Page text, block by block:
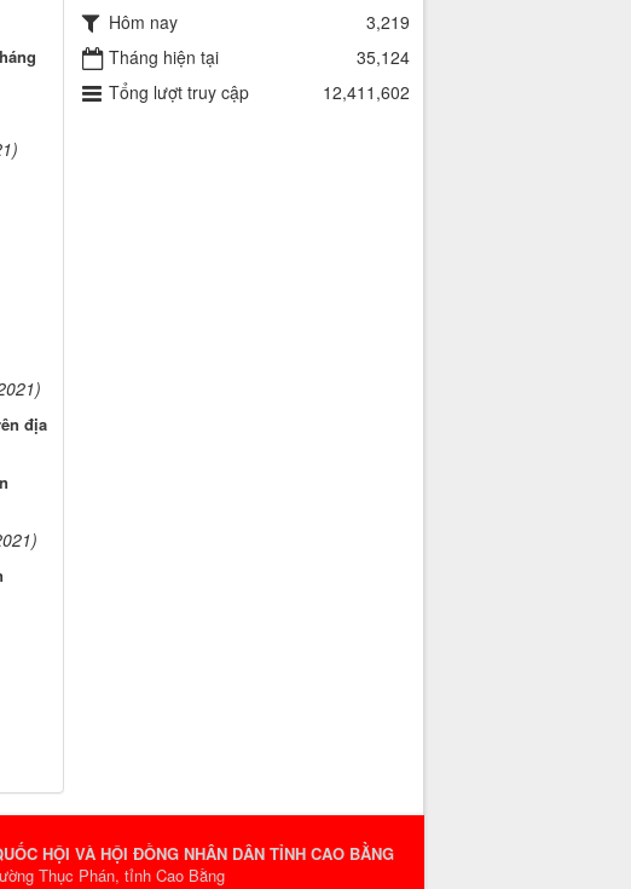
địa
Hôm nay
3,219
Tháng hiện tại
35,124
Tổng lượt truy cập
12,411,602
HỘI VÀ HỘI ĐỒNG NHÂN DÂN TỈNH CAO BẰNG
Thục Phán, tỉnh Cao Bằng